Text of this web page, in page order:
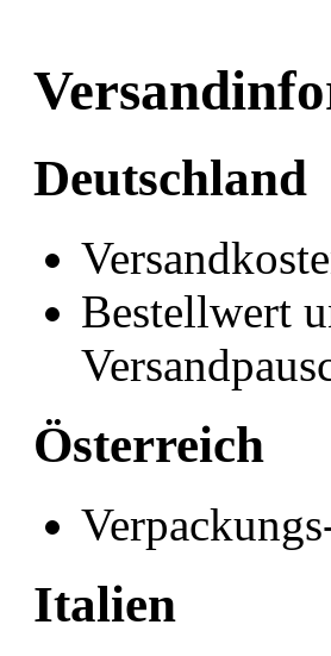
Deutschland
Bestellwert
Österreich
Italien